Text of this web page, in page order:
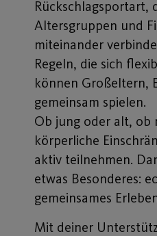
Rückschlagsportart,
Altersgruppen und
miteinander
Regeln, die sich
können Großeltern,
gemeinsam spielen.
Ob jung oder alt, ob
körperliche
aktiv teilnehmen.
etwas Besonderes:
gemeinsames
Mit deiner